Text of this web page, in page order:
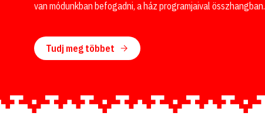
van módunkban befogadni, a ház programjaival összhangban.
Tudj meg többet